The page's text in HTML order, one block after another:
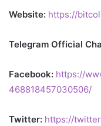
Website: https://
Telegram Official
Facebook: https://
468818457030506/
Twitter: https://